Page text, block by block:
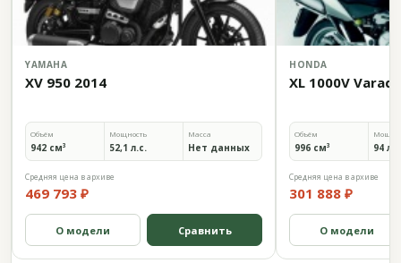
YAMAHA
XV 950 2014
Объём
942 см³
Мощность
52,1 л.с.
Масса
Нет данных
Средняя цена в архиве
469 793 ₽
О модели Сравнить
HONDA
XL 1000V
Объём
996 см³ 94
Средняя цена в архиве
301 888 ₽
О модели